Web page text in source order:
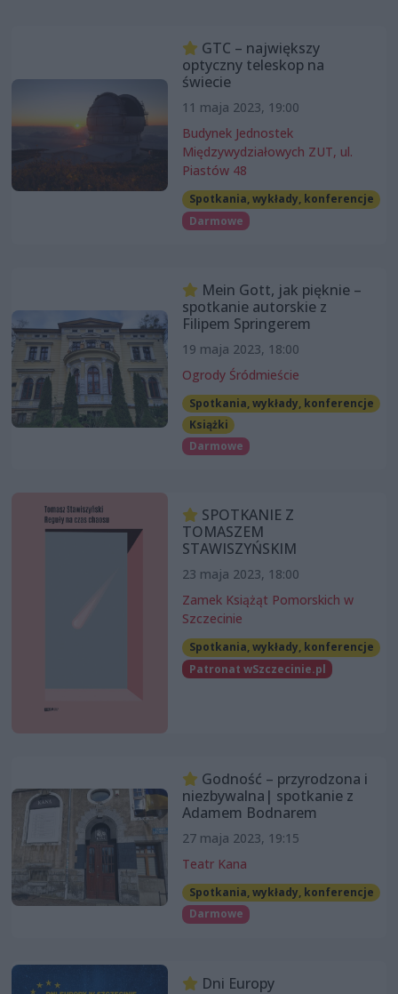
GTC – największy
optyczny teleskop na
świecie
11 maja 2023, 19:00
Budynek Jednostek
Międzywydziałowych ZUT, ul.
Piastów 48
Spotkania, wykłady, konferencje
Darmowe
Mein Gott, jak pięknie –
spotkanie autorskie z
Filipem Springerem
19 maja 2023, 18:00
Ogrody Śródmieście
Spotkania, wykłady, konferencje
Książki
Darmowe
SPOTKANIE Z
TOMASZEM
STAWISZYŃSKIM
23 maja 2023, 18:00
Zamek Książąt Pomorskich w
Szczecinie
Spotkania, wykłady, konferencje
Patronat wSzczecinie.pl
Godność – przyrodzona i
niezbywalna| spotkanie z
Adamem Bodnarem
27 maja 2023, 19:15
Teatr Kana
Spotkania, wykłady, konferencje
Darmowe
Dni Europy